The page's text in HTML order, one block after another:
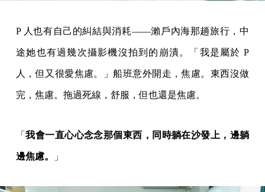
P 人也有自己的糾結與消耗——瀨戶內海那趟旅行，中
途她也有過幾次攝影機沒拍到的崩潰。「我是屬於 P
人，但又很愛焦慮。」船班意外開走，焦慮。東西沒做
完，焦慮。拖過死線，舒服，但也還是焦慮。
「我會一直心心念念那個東西，同時躺在沙發上，邊躺
邊焦慮。 」